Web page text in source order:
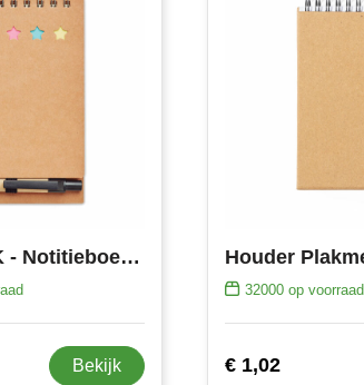
MULTIBOOK - Notitieboekje met balpen
Bekijk
32000 op voorraad
€ 1,02